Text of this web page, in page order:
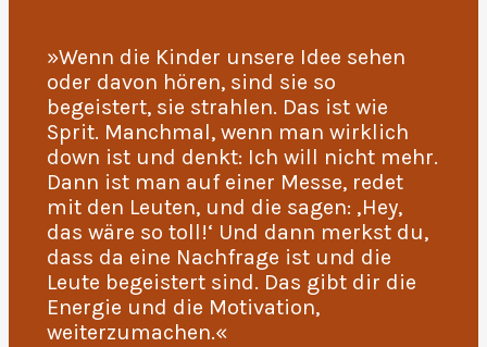
»Wenn die Kinder unsere Idee sehen
oder davon hören, sind sie so
begeistert, sie strahlen. Das ist wie
Sprit. Manchmal, wenn man wirklich
down ist und denkt: Ich will nicht mehr.
Dann ist man auf einer Messe, redet
mit den Leuten, und die sagen: ‚Hey,
das wäre so toll!‘ Und dann merkst du,
dass da eine Nachfrage ist und die
Leute begeistert sind. Das gibt dir die
Energie und die Motivation,
weiterzumachen.«